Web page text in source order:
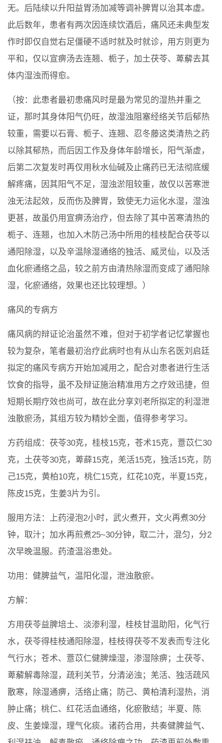
无。后陆续以升阳益胃汤加减等调补脾胃以治其本虚。
此后数年，患者有两次因连续饮酒后，痛风还未典型发
作时即仅自觉右足僵硬不适时就及时就诊，用方则更为
平和，仅以宣痹汤去连翘、栀子，加土茯苓、萆薢去其
体内湿浊而得愈。
（按：此患者最初患痛风时是最为常见的湿热并重之
证，那时其身体阳气仍旺，故湿浊阻塞经络关节后郁热
较重，需要以石膏、栀子、连翘、忍冬藤这类清热之药
以除其郁热，而后因工作及身体年龄增长，阳气渐虚，
后第二次复发时再仅用秋水仙碱及止痛药已无法彻底缓
解疼痛，因其阳气不足，湿浊淤阻较重，故仅以苦寒泄
浊无法起效，反而伤及脾胃，致使无力运化水湿，湿浊
更甚，故虽仍用宣痹汤治疗，但去除了其中苦寒清热的
栀子、连翘，也加入木防己汤中所用的桂枝配合茯苓以
通阳除湿，以及辛温除湿通络的独活、威灵仙，以及活
血化瘀通络之品，较之前方由清热除湿而变成了通阳除
湿，化瘀通络，效果也还比较理想。）
痛风的专病方
痛风病的辩证论治虽然不难，但对于初学者记忆掌握也
较为复杂，笔者最初治疗此病时也有从山东名医刘启廷
拟定的痛风专病方开始加减用之，配合对患者进行生活
饮食的指导，虽不及辩证施治精准用方之疗效迅捷，但
短期长期疗效也尚可，故在此分享刘老所拟定的利湿泄
浊散瘀汤，其组方较为精妙全面，值得参考学习。
方药组成：茯苓30克，桂枝15克，苍术15克，薏苡仁30
克，土茯苓30克，萆薛15克，羌活15克，独活15克，防
己15克，黄柏10克，桃仁15克，红花10克，半夏15克，
陈皮15克，生姜3片为引。
服用方法：上药浸泡2小时，武火煮开，文火再煮30分
钟，取汁；加水再煎煮25~30分钟，取二汁，混匀，分2
次早晚温服。药渣温浴患处。
功用：健脾益气，温阳化湿，泄浊散瘀。
方解：
方用茯苓益脾培土、淡渗利湿，桂枝甘温助阳，化气行
水，茯苓得桂枝通阳除湿，桂枝得茯苓不发表而专注化
气行水；苍术、薏苡仁健脾燥湿，渗湿除痹；土茯苓、
萆薢解毒除湿，疏利关节，分清泌浊；羌活、独活疏风
散寒，除湿通痹，活络止痛；防己、黄柏清利湿热，消
肿止痛；桃仁、红花活血通络，化瘀散结；半夏、陈
皮、生姜燥湿，理气化痰。诸药合用，共奏健脾益气、